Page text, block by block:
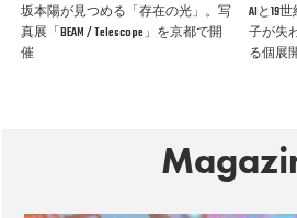
坂本陽が見つめる「存在の光」。写
真展「BEAM / Telescope」を京都で開
催
AIと19
子が失
る個展